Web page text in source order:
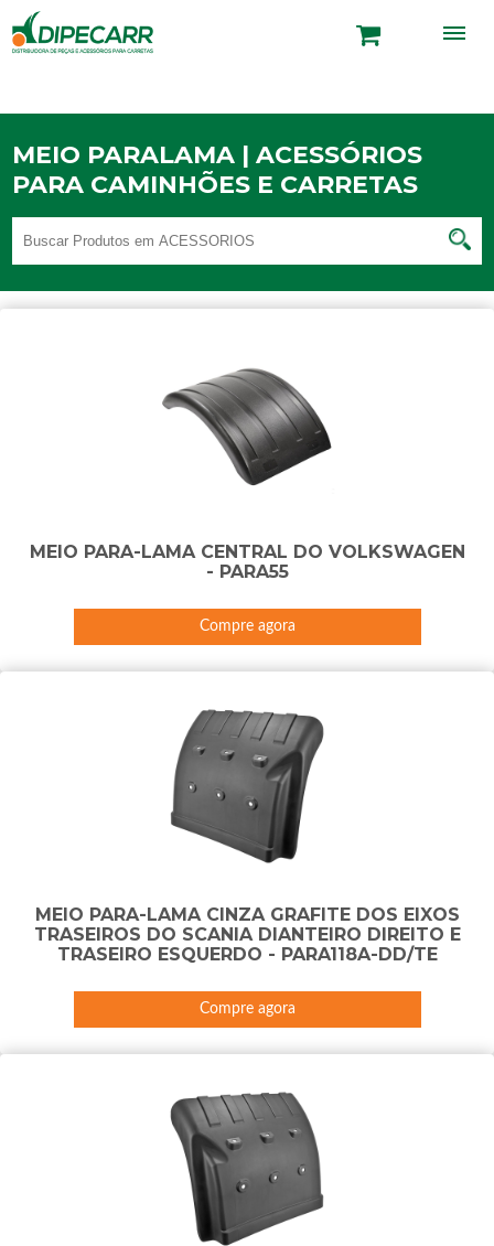
MEIO PARALAMA | ACESSÓRIOS
PARA CAMINHÕES E CARRETAS
MEIO PARA-LAMA CENTRAL DO VOLKSWAGEN
- PARA55
Compre agora
MEIO PARA-LAMA CINZA GRAFITE DOS EIXOS
TRASEIROS DO SCANIA DIANTEIRO DIREITO E
TRASEIRO ESQUERDO - PARA118A-DD/TE
Compre agora